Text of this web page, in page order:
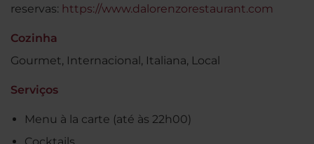
reservas: https://www.dalorenzorestaurant.com
Cozinha
Gourmet, Internacional, Italiana, Local
Serviços
Menu à la carte (até às 22h00)